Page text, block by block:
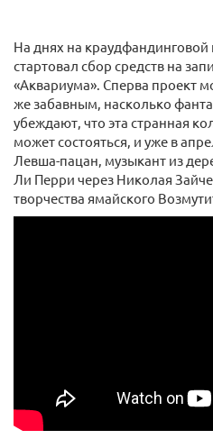
На днях на
стартовал сбор средств на
«Аквариума». Сперва проект
же забавным, насколько
убеждают, что эта странная
может состояться, и уже в
Левша-пацан, музыкант из
Ли Перри через Николая
творчества ямайского